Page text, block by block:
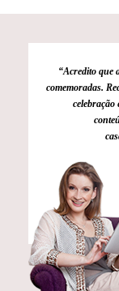
“Acredito que
comemoradas.
celebração